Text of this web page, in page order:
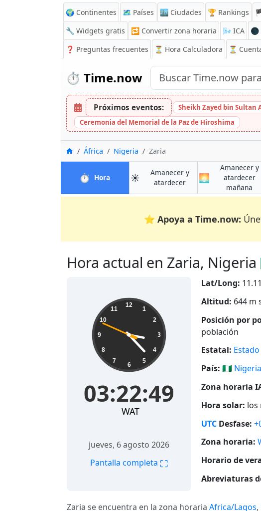
🌍 Continentes 🗺️ Países 🏙️ Ciudades 🏆 Rankings
🔧 Widgets gratis
🔁 Convertir zona horaria 🌬️ ICA 🌑
❓ Preguntas frecuentes ⏳ Hora Calculadora ⏳
⏱️ Time.now
Próximos eventos: Sheikh Zayed bin Sultan
Ceremonia del Memorial de la Paz de Hiroshima
InicioÁfrica Nigeria Zaria
⏱️ Horaen Zaria
☀️
Amanecer y
atardeceren Zaria
🌅
Amanecer y
atardecer
mañana
⭐ Apoya a Time.now:
Hora actual en Zaria, Nigeria
03:22:50 12
1
2
3
4
5
6
7
8
9
10
11
03:22:50
WAT
jueves, 6 agosto 2026
Pantalla completa ⛶
Lat/Long:
Altitud: 644 m
Posición por
población
Estatal:
País: 🇳🇬 Nigeria
Zona horaria
Hora solar: los
UTC Desfase:
Zona horaria:
Horario de
Abreviaturas
Zaria se encuentra en la zona horaria Africa/Lagos,